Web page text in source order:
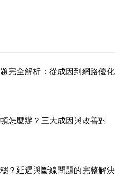
完全解析：從成因到網路優化
怎麼辦？三大成因與改善對
？延遲與斷線問題的完整解決